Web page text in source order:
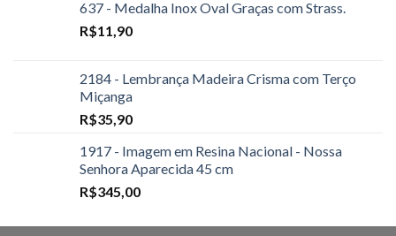
637 - Medalha Inox Oval Graças com Strass.
R$11,90
2184 - Lembrança Madeira Crisma com Terço
Miçanga
R$35,90
1917 - Imagem em Resina Nacional - Nossa
Senhora Aparecida 45 cm
R$345,00